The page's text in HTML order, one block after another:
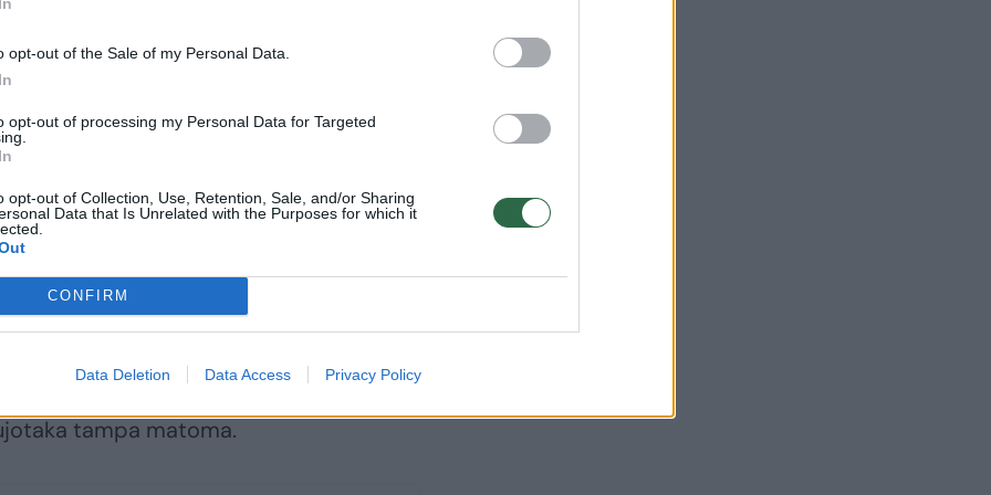
opt-out of the Sale of my Personal Data.
opt-out of processing my Personal Data for Targeted
opt-out of Collection, Use, Retention, Sale, and/or Sharing
Data that Is Unrelated with the Purposes for which it
CONFIRM
Data Deletion Data Access Privacy Policy
po aortos operacijos – atviro
nuo aneurizmos atsiradimo vietos
arba krūtinėje.
kad tai yra minimali invazinė
vidų dirbtinė aorta
vienoje iš kirkšnių.
kad naudojama mažiau kontrastinio
tekantis kraujas nėra
metu suleidžiama specialaus
tampa matoma.